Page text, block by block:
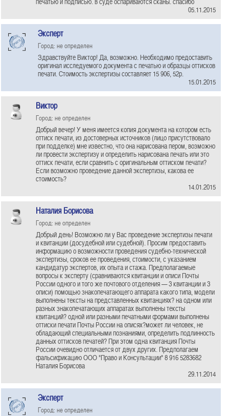
05.11.2015
Эксперт
Город: не определен
Здравствуйте Виктор! Да, возможно. Необходимо предоставить
оригинал исследуемого документа с печатью и образцы оттисков
печати. Стоимость экспертизы составляет 15 906, 52р.
15.01.2015
Виктор
Город: не определен
Добрый вечер! У меня имеется копия документа на котором есть
оттиск печати, из достоверных источников (лицо присутствовало
при подделке) мне известно, что она нарисована пером, возможно
ли провести экспертизу и определить нарисована печать или это
оттиск печати, если сравнить с оригинальным оттиском печати?
Если возможно проведение данной экспертизы, какова ее
стоимость?
14.01.2015
Наталия Борисова
Город: не определен
Добрый день! Возможно ли у Вас проведение экспертизы печати
и квитанции (досудебной или судебной). Просим предоставить
информацию о возможности проведения судебно-технической
экспертизы, сроков ее проведения, стоимости, с указанием
кандидатур экспертов, их опыта и стажа. Предполагаемые
вопросы к эксперту (сравниваются квитанции и описи Почты
России одного и того же почтового отделения — 3 квитанции и 3
описи) помощью знакопечатающего аппарата какого типа, модели
выполнены тексты на представленных квитанциях? на одном или
разных знакопечатающих аппаратах выполнены тексты
квитанций? одной или разными печатными формами выполнены
оттиски печати Почты России на описях?может ли человек, не
обладающий специальными познаниями, определить подлинность
данных оттисков печатей? При этом одна квитанция Почты
России очевидно отличается от двух других. Предполагаем
фальсификацию ООО "Право и Консультации" 8 916 5283682
Наталия Борисова
29.11.2014
Эксперт
Город: не определен